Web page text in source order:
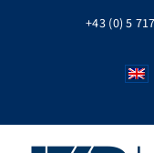
+43 (0) 5